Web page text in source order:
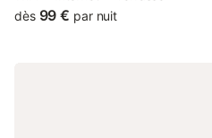
12 km from Rimaison Golf Course.
dès 99 € par nuit